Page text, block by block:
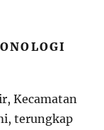
Kecamatan
terungkap